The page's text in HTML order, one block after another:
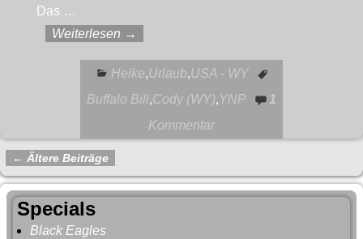
Das …
Weiterlesen →
Heike,Urlaub,USA - WY
Buffalo Bill,Cody (WY),YNP
1
Kommentar
Artikelnavigation
← Ältere Beiträge
Specials
Black Eagles